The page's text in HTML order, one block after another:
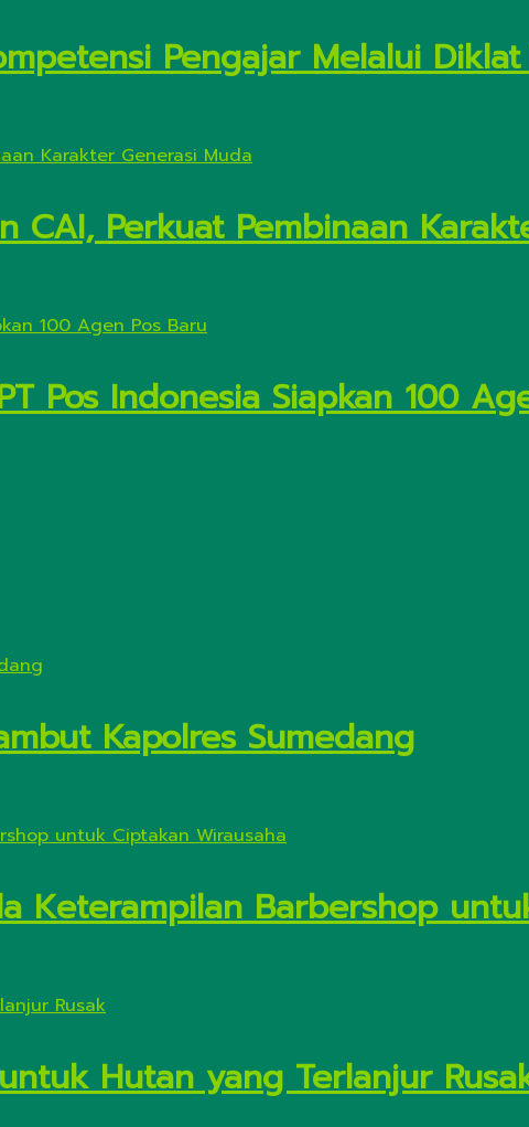
Pengajar Melalui
CAI, Perkuat Pembinaan
Pos Indonesia Siapkan 100
Kapolres Sumedang
Keterampilan Barbershop
Hutan yang Terlanjur